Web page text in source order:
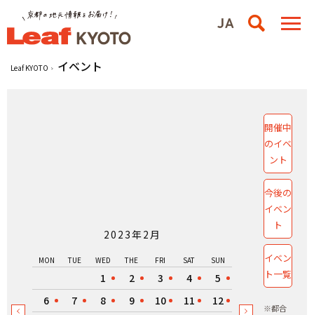
Leaf KYOTO イベント
2023年2月
MON TUE WED THE FRI SAT SUN
1 2 3 4
5
6
7 8 9 10 11
12
開催中
のイベ
ント
今後の
イベン
ト
イベン
ト一覧
※都合